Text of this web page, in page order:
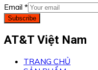
Email *
Subscribe
AT&T Việt Nam
TRANG CHỦ